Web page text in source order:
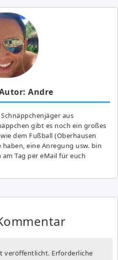
Andre
aus
gibt es noch ein großes
dem Fußball (Oberhausen
eine Anregung usw. bin
Tag per eMail für euch
veröffentlicht. Erforderliche